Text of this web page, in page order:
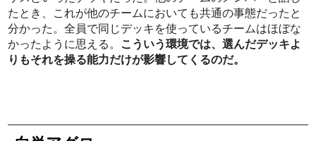
たとき、これが他のチームにおいても共通の事態だったと
分かった。全員で同じデッキを使っているチームはほぼな
かったように思える。 こういう環境では、選んだデッキよ
りもそれを操る能力だけが影響してくるのだ。